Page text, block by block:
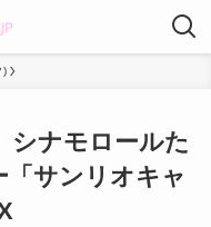
)
シナモロールた
「サンリオキャ